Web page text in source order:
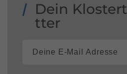
Dein
tter